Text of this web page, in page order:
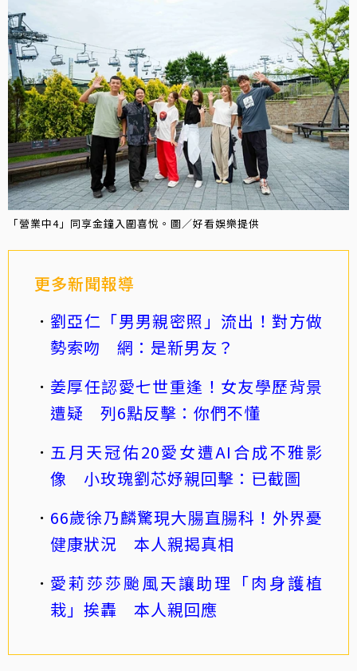
「營業中4」同享金鐘入圍喜悅。圖／好看娛樂提供
更多新聞報導
劉亞仁「男男親密照」流出！對方做
勢索吻 網：是新男友？
姜厚任認愛七世重逢！女友學歷背景
遭疑 列6點反擊：你們不懂
五月天冠佑20愛女遭AI合成不雅影
像 小玫瑰劉芯妤親回擊：已截圖
66歲徐乃麟驚現大腸直腸科！外界憂
健康狀況 本人親揭真相
愛莉莎莎颱風天讓助理「肉身護植
栽」挨轟 本人親回應